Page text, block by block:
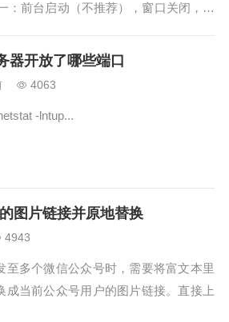
：前台启动（不推荐），窗口关闭，服
器开放了哪些端口
4063
-lntup...
图片链接并原地替换
4943
至多个微信公众号时，需要将富文本里
成当前公众号用户的图片链接。直接上